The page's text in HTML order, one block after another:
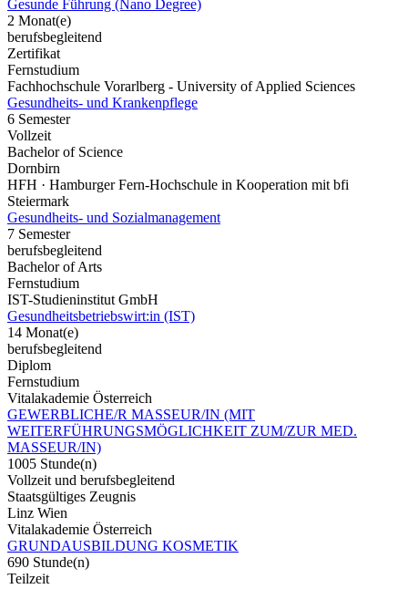
Gesunde Führung (Nano Degree)
2 Monat(e)
berufsbegleitend
Zertifikat
Fernstudium
Fachhochschule Vorarlberg - University of Applied Sciences
Gesundheits- und Krankenpflege
6 Semester
Vollzeit
Bachelor of Science
Dornbirn
HFH · Hamburger Fern-Hochschule in Kooperation mit bfi
Steiermark
Gesundheits- und Sozialmanagement
7 Semester
berufsbegleitend
Bachelor of Arts
Fernstudium
IST-Studieninstitut GmbH
Gesundheitsbetriebswirt:in (IST)
14 Monat(e)
berufsbegleitend
Diplom
Fernstudium
Vitalakademie Österreich
GEWERBLICHE/R MASSEUR/IN (MIT
WEITERFÜHRUNGSMÖGLICHKEIT ZUM/ZUR MED.
MASSEUR/IN)
1005 Stunde(n)
Vollzeit und berufsbegleitend
Staatsgültiges Zeugnis
Linz Wien
Vitalakademie Österreich
GRUNDAUSBILDUNG KOSMETIK
690 Stunde(n)
Teilzeit